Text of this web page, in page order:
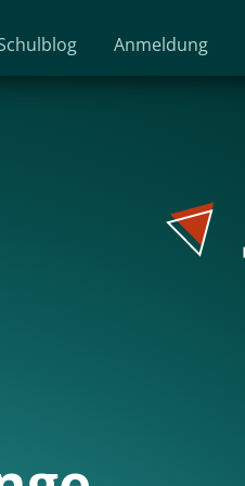
Anmeldung